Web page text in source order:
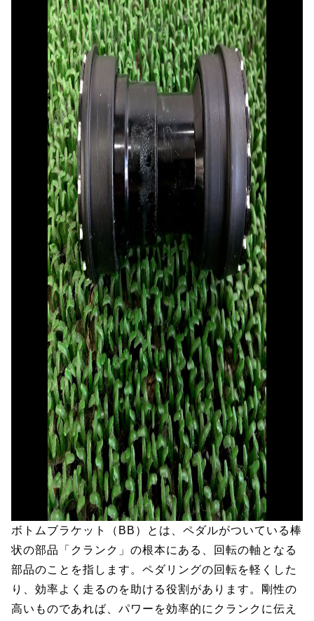
ボトムブラケット（BB）とは、ペダルがついている棒
状の部品「クランク」の根本にある、回転の軸となる
部品のことを指します。ペダリングの回転を軽くした
り、効率よく走るのを助ける役割があります。剛性の
高いものであれば、パワーを効率的にクランクに伝え